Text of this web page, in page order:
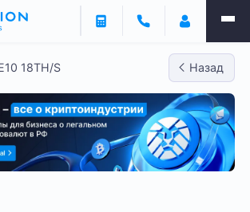
18TH/S Назад